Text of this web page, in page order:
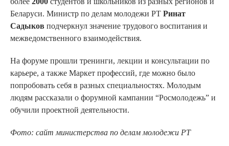
Беларуси. Министр по делам молодежи РТ Ринат
Садыков подчеркнул значение трудового воспитания и
межведомственного взаимодействия.
На форуме прошли тренинги, лекции и консультации по
карьере, а также Маркет профессий, где можно было
попробовать себя в разных специальностях. Молодым
людям рассказали о форумной кампании “Росмолодежь” и
обучили проектной деятельности.
Фото: сайт министерства по делам молодежи РТ